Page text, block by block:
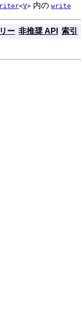
<V> 内の write
ー 非推奨 API 索引